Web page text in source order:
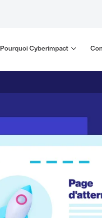
Pourquoi Cyberimpact